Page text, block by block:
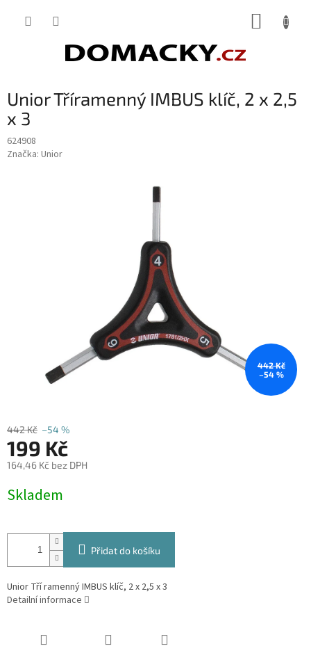
Unior Tříramenný IMBUS klíč, 2 x 2,5
x 3
624908
Značka: Unior
442 Kč
–54 %
442 Kč –54 %
199 Kč
164,46 Kč bez DPH
cena:
Skladem
Přidat do košíku
Unior Tří ramenný IMBUS klíč, 2 x 2,5 x 3
Detailní informace